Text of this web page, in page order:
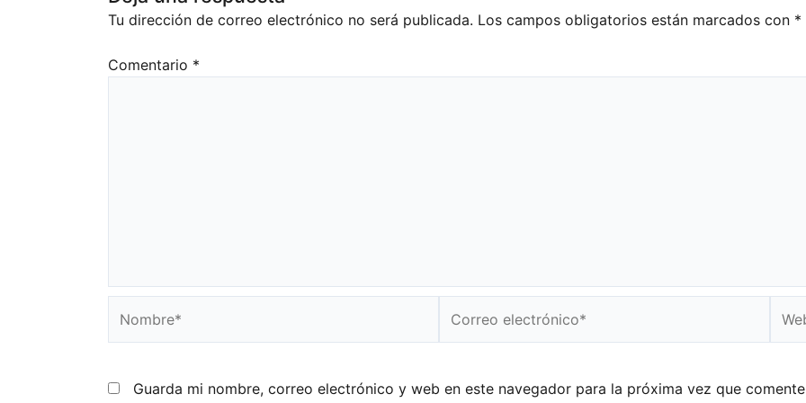
Tu dirección de correo electrónico no será publicada. Los campos obligatorios están marcados con *
Comentario *
electrónico*
Guarda mi nombre, correo electrónico y web en este navegador para la próxima vez que